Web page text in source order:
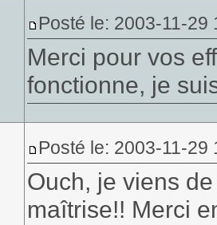
Posté le: 2003-11-29
Merci pour vos
fonctionne, je
Posté le: 2003-11-29
Ouch, je viens
maîtrise!! Merci